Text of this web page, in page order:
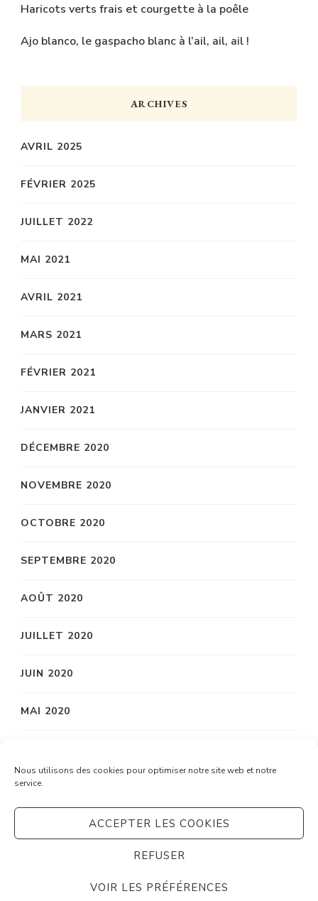
Nous utilisons des cookies pour optimiser notre site web et notre
service.
ACCEPTER LES COOKIES
REFUSER
VOIR LES PRÉFÉRENCES
Haricots verts frais et courgette à la poêle
Ajo blanco, le gaspacho blanc à l’ail, ail, ail !
ARCHIVES
AVRIL 2025
FÉVRIER 2025
JUILLET 2022
MAI 2021
AVRIL 2021
MARS 2021
FÉVRIER 2021
JANVIER 2021
DÉCEMBRE 2020
NOVEMBRE 2020
OCTOBRE 2020
SEPTEMBRE 2020
AOÛT 2020
JUILLET 2020
JUIN 2020
MAI 2020
MARS 2020
Système C. Tous droits réservés.
Vilva | Développé parBlossom Themes. Propulsé par